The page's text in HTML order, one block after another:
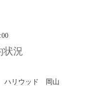
状況
ハリウッド 岡山